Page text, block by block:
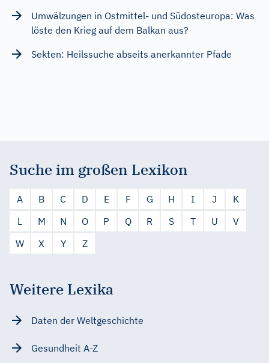
Umwälzungen in Ostmittel- und Südosteuropa: Was
löste den Krieg auf dem Balkan aus?
Sekten: Heilssuche abseits anerkannter Pfade
Suche im großen Lexikon
A B C D E F G H I J
K
L
M N O P Q R S T U
V
W
X Y Z
Weitere Lexika
Daten der Weltgeschichte
Gesundheit A-Z